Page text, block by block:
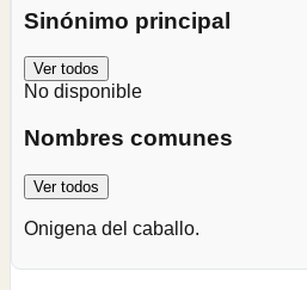
Sinónimo principal
Ver todos
No disponible
Nombres comunes
Ver todos
Onigena del caballo.